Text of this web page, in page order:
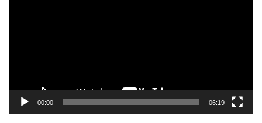
00:00 06:19